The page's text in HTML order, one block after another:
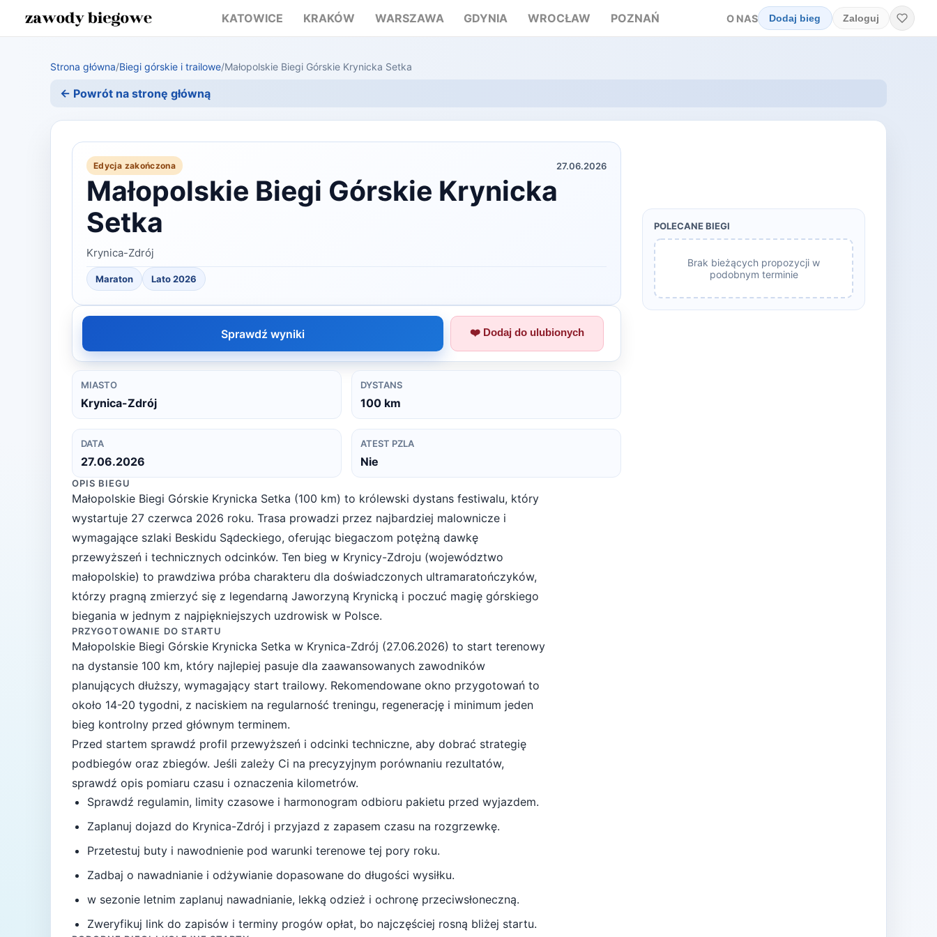
KATOWICE KRAKÓW WARSZAWA GDYNIA WROCŁAW POZNAŃ O NAS Dodaj bieg Zaloguj
Strona główna/Biegi górskie i trailowe/Małopolskie Biegi Górskie Krynicka Setka
← Powrót na stronę główną
Edycja zakończona 27.06.2026
Małopolskie Biegi Górskie Krynicka
Setka
Krynica-Zdrój
Maraton Lato 2026
Sprawdź wyniki ❤️ Dodaj do ulubionych
MIASTO
Krynica-Zdrój
DYSTANS
100 km
DATA
27.06.2026
ATEST PZLA
Nie
OPIS BIEGU
Małopolskie Biegi Górskie Krynicka Setka (100 km) to królewski dystans festiwalu, który
wystartuje 27 czerwca 2026 roku. Trasa prowadzi przez najbardziej malownicze i
wymagające szlaki Beskidu Sądeckiego, oferując biegaczom potężną dawkę
przewyższeń i technicznych odcinków. Ten bieg w Krynicy-Zdroju (województwo
małopolskie) to prawdziwa próba charakteru dla doświadczonych ultramaratończyków,
którzy pragną zmierzyć się z legendarną Jaworzyną Krynicką i poczuć magię górskiego
biegania w jednym z najpiękniejszych uzdrowisk w Polsce.
PRZYGOTOWANIE DO STARTU
Małopolskie Biegi Górskie Krynicka Setka w Krynica-Zdrój (27.06.2026) to start terenowy
na dystansie 100 km, który najlepiej pasuje dla zaawansowanych zawodników
planujących dłuższy, wymagający start trailowy. Rekomendowane okno przygotowań to
około 14-20 tygodni, z naciskiem na regularność treningu, regenerację i minimum jeden
bieg kontrolny przed głównym terminem.
Przed startem sprawdź profil przewyższeń i odcinki techniczne, aby dobrać strategię
podbiegów oraz zbiegów. Jeśli zależy Ci na precyzyjnym porównaniu rezultatów,
sprawdź opis pomiaru czasu i oznaczenia kilometrów.
Sprawdź regulamin, limity czasowe i harmonogram odbioru pakietu przed wyjazdem.
Zaplanuj dojazd do Krynica-Zdrój i przyjazd z zapasem czasu na rozgrzewkę.
Przetestuj buty i nawodnienie pod warunki terenowe tej pory roku.
Zadbaj o nawadnianie i odżywianie dopasowane do długości wysiłku.
w sezonie letnim zaplanuj nawadnianie, lekką odzież i ochronę przeciwsłoneczną.
Zweryfikuj link do zapisów i terminy progów opłat, bo najczęściej rosną bliżej startu.
POLECANE BIEGI
Brak bieżących propozycji w
podobnym terminie